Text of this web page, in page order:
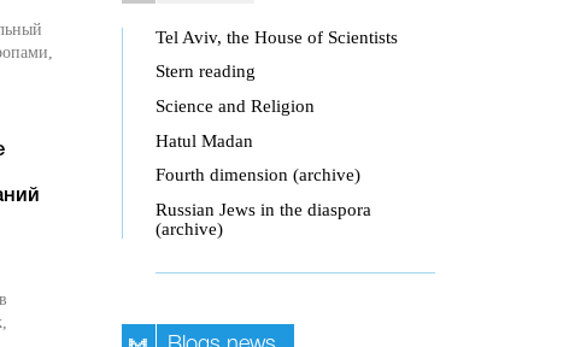
Tel Aviv, the House of Scientists
Stern reading
Science and Religion
Hatul Madan
Fourth dimension (archive)
Russian Jews in the diaspora
(archive)